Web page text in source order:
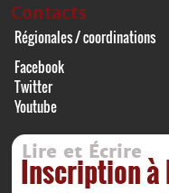
Contacts
Régionales / coordinations
Facebook
Twitter
Youtube
Lire et Écrire
Inscription à